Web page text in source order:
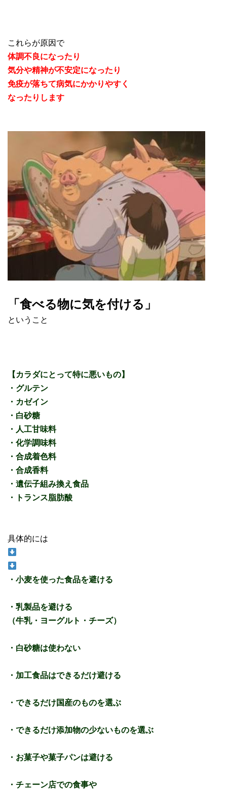
これらが原因で
体調不良になったり
気分や精神が不安定になったり
免疫が落ちて病気にかかりやすく
なったりします
「食べる物に気を付ける」
ということ
【カラダにとって特に悪いもの】
・グルテン
・カゼイン
・白砂糖
・人工甘味料
・化学調味料
・合成着色料
・合成香料
・遺伝子組み換え食品
・トランス脂肪酸
具体的には
・小麦を使った食品を避ける
・乳製品を避ける
（牛乳・ヨーグルト・チーズ）
・白砂糖は使わない
・加工食品はできるだけ避ける
・できるだけ国産のものを選ぶ
・できるだけ添加物の少ないものを選ぶ
・お菓子や菓子パンは避ける
・チェーン店での食事や